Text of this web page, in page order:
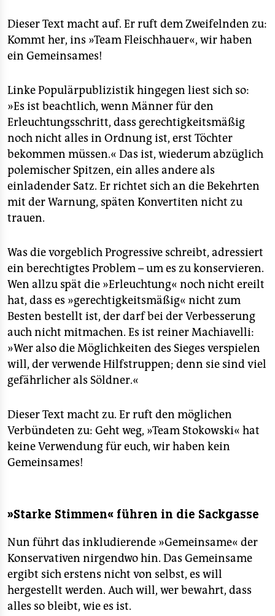
Dieser Text macht auf. Er ruft dem Zweifelnden zu:
Kommt her, ins »Team Fleischhauer«, wir haben
ein Gemeinsames!
Linke Populärpublizistik hingegen liest sich so:
»Es ist beachtlich, wenn Männer für den
Erleuchtungsschritt, dass gerechtigkeitsmäßig
noch nicht alles in Ordnung ist, erst Töchter
bekommen müssen.« Das ist, wiederum abzüglich
polemischer Spitzen, ein alles andere als
einladender Satz. Er richtet sich an die Bekehrten
mit der Warnung, späten Konvertiten nicht zu
trauen.
Was die vorgeblich Progressive schreibt, adressiert
ein berechtigtes Problem – um es zu konservieren.
Wen allzu spät die »Erleuchtung« noch nicht ereilt
hat, dass es »gerechtigkeitsmäßig« nicht zum
Besten bestellt ist, der darf bei der Verbesserung
auch nicht mitmachen. Es ist reiner Machiavelli:
»Wer also die Möglichkeiten des Sieges verspielen
will, der verwende Hilfstruppen; denn sie sind viel
gefährlicher als Söldner.«
Dieser Text macht zu. Er ruft den möglichen
Verbündeten zu: Geht weg, »Team Stokowski« hat
keine Verwendung für euch, wir haben kein
Gemeinsames!
»Starke Stimmen« führen in die Sackgasse
Nun führt das inkludierende »Gemeinsame« der
Konservativen nirgendwo hin. Das Gemeinsame
ergibt sich erstens nicht von selbst, es will
hergestellt werden. Auch will, wer bewahrt, dass
alles so bleibt, wie es ist.